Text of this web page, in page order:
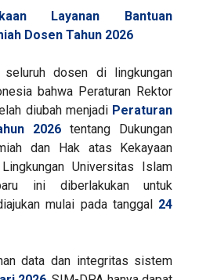
Layanan Bantuan
Dosen Tahun 2026
seluruh dosen di lingkungan
bahwa Peraturan Rektor
diubah menjadi Peraturan
2026 tentang Dukungan
dan Hak atas Kekayaan
Universitas Islam
ini diberlakukan untuk
mulai pada tanggal 24
data dan integritas sistem